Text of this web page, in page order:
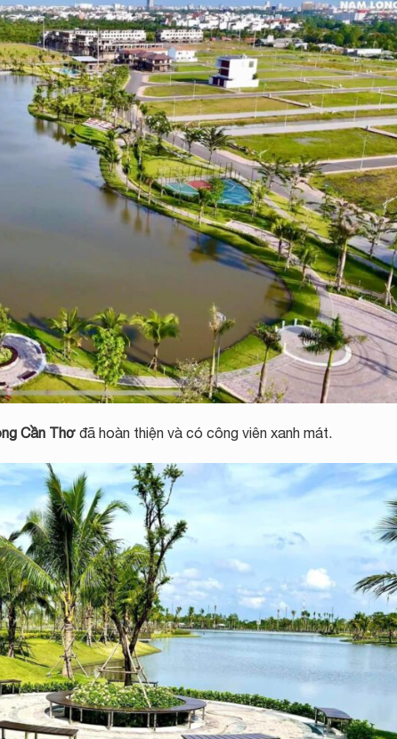
Cần Thơ đã hoàn thiện và có công viên xanh mát.